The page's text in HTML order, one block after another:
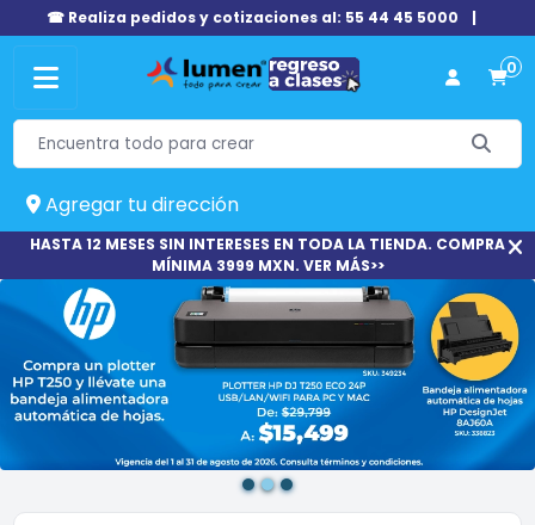
☎ Realiza pedidos y cotizaciones al: 55 44 45 5000 |
0
Agregar tu dirección
HASTA 12 MESES SIN INTERESES EN TODA LA TIENDA. COMPRA
MÍNIMA 3999 MXN. VER MÁS>>